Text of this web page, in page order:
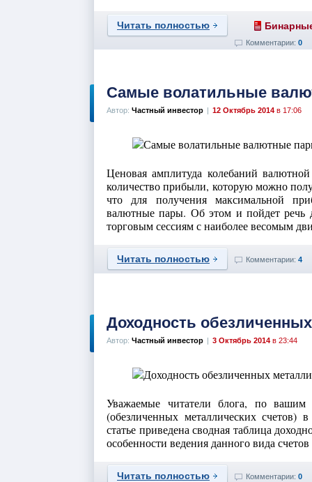
Читать полностью
Комментарии: 0
Самые волатильные
Автор: Частный инвестор | 12 Октябрь 2014 в 17:06
Ценовая амплитуда колебаний
количество прибыли, которую можно
что для получения максимальной
валютные пары. Об этом и пойдет речь
торговым сессиям с наиболее весомым
Читать полностью Комментарии: 4
Доходность
Автор: Частный инвестор | 3 Октябрь 2014 в 23:44
Уважаемые читатели блога, по
(обезличенных металлических
статье приведена сводная таблица
особенности ведения данного вида
Читать полностью Комментарии: 0